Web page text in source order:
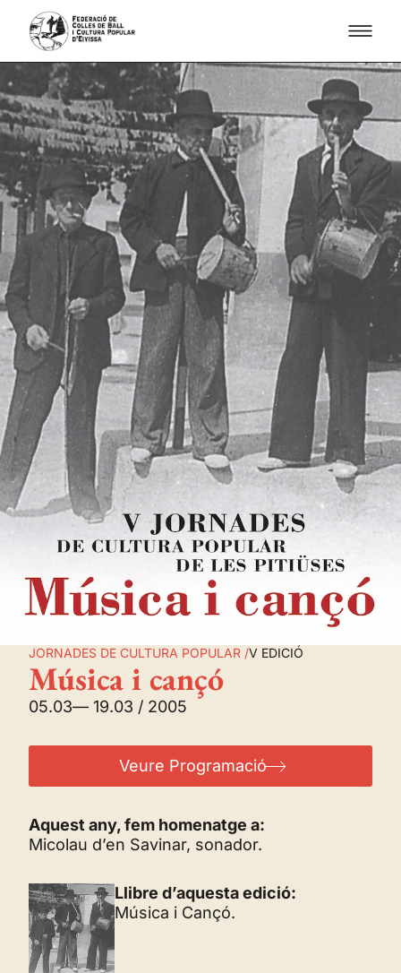
JORNADES DE CULTURA POPULAR /V EDICIÓ
Música i cançó
05.03— 19.03 / 2005
Aquest any, fem homenatge a:
Micolau d’en Savinar, sonador.
Llibre d’aquesta edició:
Música i Cançó.
Veure Programació